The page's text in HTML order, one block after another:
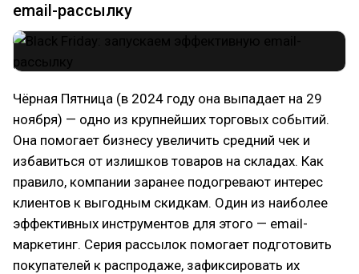
email-рассылку
Чёрная Пятница (в 2024 году она выпадает на 29
ноября) — одно из крупнейших торговых событий.
Она помогает бизнесу увеличить средний чек и
избавиться от излишков товаров на складах. Как
правило, компании заранее подогревают интерес
клиентов к выгодным скидкам. Один из наиболее
эффективных инструментов для этого — email-
маркетинг. Серия рассылок помогает подготовить
покупателей к распродаже, зафиксировать их